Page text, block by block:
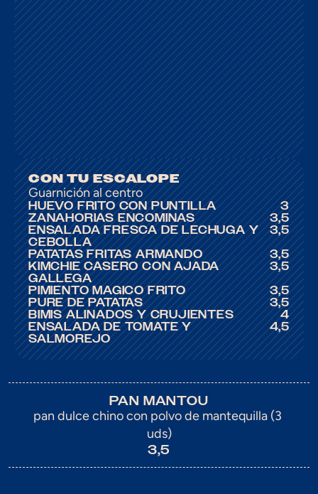
CON TU ESCALOPE
Guarnición al centro
HUEVO FRITO CON PUNTILLA
3
ZANAHORIAS ENCOMINÁS 3,5
ENSALADA FRESCA DE LECHUGA Y
CEBOLLA
3,5
PATATAS FRITAS ARMANDO
3,5
KIMCHIE CASERO CON AJADA
GALLEGA
3,5
PIMIENTO MÁGICO FRITO
3,5
PURÉ DE PATATAS 3,5
BIMIS ALIÑADOS Y CRUJIENTES 4
ENSALADA DE TOMATE Y
SALMOREJO
4,5
PAN MANTOU
pan dulce chino con polvo de mantequilla (3
uds)
3,5